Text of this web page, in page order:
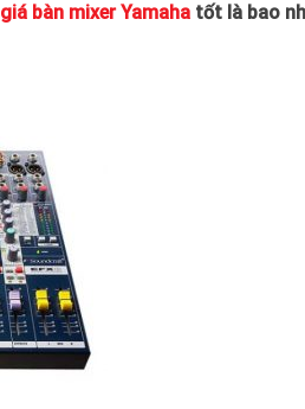
giá bàn mixer Yamahatốt là bao